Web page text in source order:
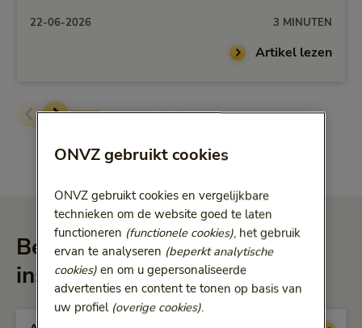
22-06-2026 3 MINUTEN
Artikel lezen
Benieuwd naar nog meer
inspiratie?
ONVZ gebruikt cookies
ONVZ gebruikt cookies en vergelijkbare
technieken om de website goed te laten
functioneren (functionele cookies), het gebruik
ervan te analyseren (beperkt analytische
cookies)en om u gepersonaliseerde
advertenties en content te tonen op basis van
uw profiel (overige cookies).